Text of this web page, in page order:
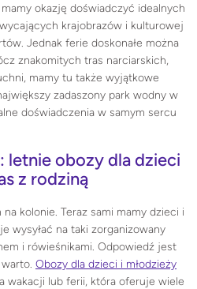
mamy okazję doświadczyć idealnych
krajobrazów i kulturowej
Jednak ferie doskonałe można
znakomitych tras narciarskich,
mamy tu także wyjątkowe
zadaszony park wodny w
doświadczenia w samym sercu
letnie obozy dla dzieci
z rodziną
kolonie. Teraz sami mamy dzieci i
wysyłać na taki zorganizowany
i rówieśnikami. Odpowiedź jest
Obozy dla dzieci i młodzieży
wakacji lub ferii, która oferuje wiele